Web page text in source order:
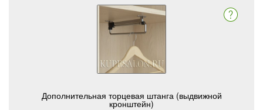
Дополнительная торцевая штанга (выдвижной
кронштейн)